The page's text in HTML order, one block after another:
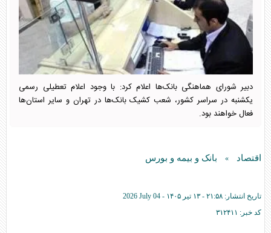
دبیر شورای هماهنگی بانک‌ها اعلام کرد: با وجود اعلام تعطیلی رسمی
یکشنبه در سراسر کشور، شعب کشیک بانک‌ها در تهران و سایر استان‌ها
فعال خواهند بود.
اقتصاد » بانک و بیمه و بورس
تاریخ انتشار: ۲۱:۵۸ - ۱۳ تير ۱۴۰۵ -
2026 July 04
کد خبر: ۳۱۲۴۱۱